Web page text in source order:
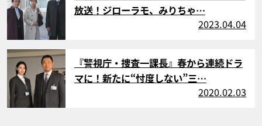
放送！ジローラモ、みりちゃ…
2023.04.04
サムネイル
『警視庁・捜査一課長』春から連続ドラ
マに！新たに“忖度しない”三…
2020.02.03